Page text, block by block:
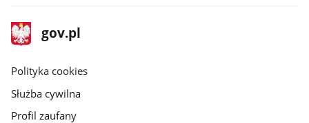
stopka
gov.pl
Strona
gov.pl
gov.pl
Polityka cookies
Służba cywilna
Profil zaufany